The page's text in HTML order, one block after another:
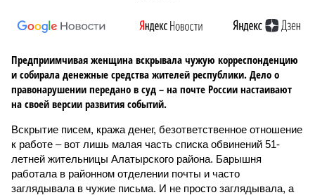
Предприимчивая женщина вскрывала чужую корреспонденцию
и собирала денежные средства жителей республики. Дело о
правонарушении передано в суд – на почте России настаивают
на своей версии развития событий.
Вскрытие писем, кража денег, безответственное отношение
к работе – вот лишь малая часть списка обвинений 51-
летней жительницы Алатырского района. Барышня
работала в районном отделении почты и часто
заглядывала в чужие письма. И не просто заглядывала, а